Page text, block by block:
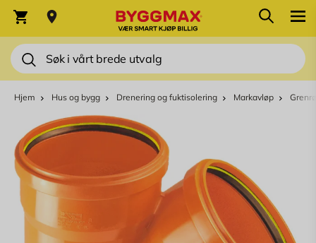
Søk
Varekurv Søk
Hjem Hus og bygg Drenering og fuktisolering Markavløp